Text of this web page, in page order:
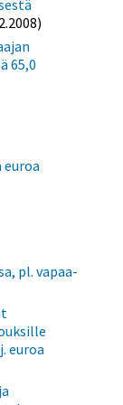
65,0
pl. vapaa-
euroa